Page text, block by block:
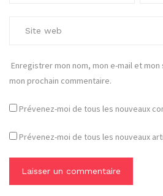
Enregistrer mon nom, mon e-mail et
mon prochain commentaire.
Prévenez-moi de tous les nouveaux
Prévenez-moi de tous les nouveaux